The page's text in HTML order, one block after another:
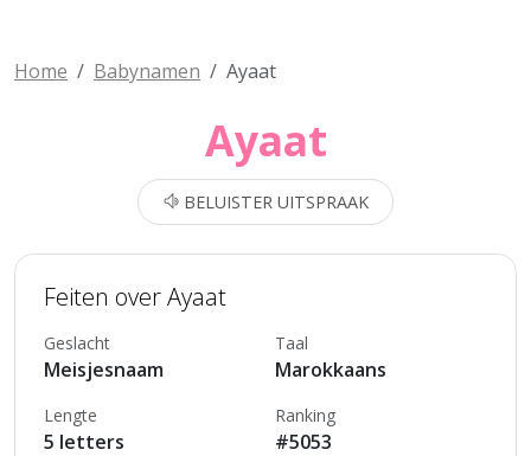
Home Babynamen Ayaat
Ayaat
BELUISTER UITSPRAAK
Feiten over Ayaat
Geslacht
Meisjesnaam
Taal
Marokkaans
Lengte
5 letters
Ranking
#5053